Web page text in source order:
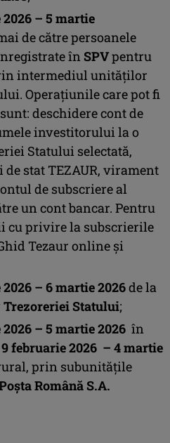
– 5 martie
de către persoanele
în SPVpentru
intermediul unităților
Operațiunile care pot fi
deschidere cont de
investitorului la o
Statului selectată,
stat TEZAUR, virament
de subscriere al
un cont bancar. Pentru
cu privire la subscrierile
Tezaur online și
– 6 martie 2026de la
Trezoreriei Statului;
– 5 martie 2026 în
9 februarie 2026 – 4 martie
prin subunitățile
Română S.A.